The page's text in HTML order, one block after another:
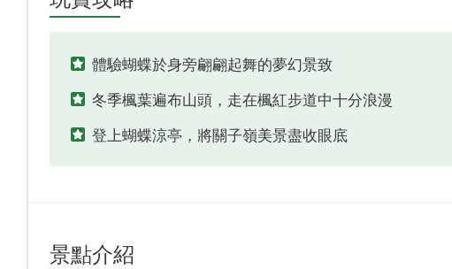
體驗蝴蝶於身旁翩翩起舞的夢幻景致
冬季楓葉遍布山頭，走在楓紅步道中十分浪漫
登上蝴蝶涼亭，將關子嶺美景盡收眼底
景點介紹